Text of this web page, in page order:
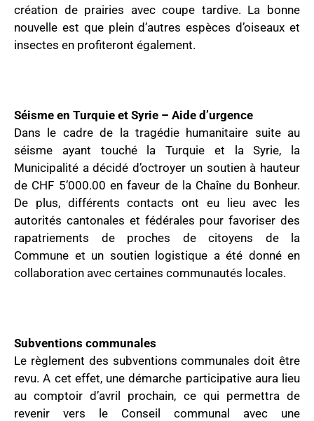
création de prairies avec coupe tardive. La bonne
nouvelle est que plein d’autres espèces d’oiseaux et
insectes en profiteront également.
Séisme en Turquie et Syrie – Aide d’urgence
Dans le cadre de la tragédie humanitaire suite au
séisme ayant touché la Turquie et la Syrie, la
Municipalité a décidé d’octroyer un soutien à hauteur
de CHF 5’000.00 en faveur de la Chaîne du Bonheur.
De plus, différents contacts ont eu lieu avec les
autorités cantonales et fédérales pour favoriser des
rapatriements de proches de citoyens de la
Commune et un soutien logistique a été donné en
collaboration avec certaines communautés locales.
Subventions communales
Le règlement des subventions communales doit être
revu. A cet effet, une démarche participative aura lieu
au comptoir d’avril prochain, ce qui permettra de
revenir vers le Conseil communal avec une